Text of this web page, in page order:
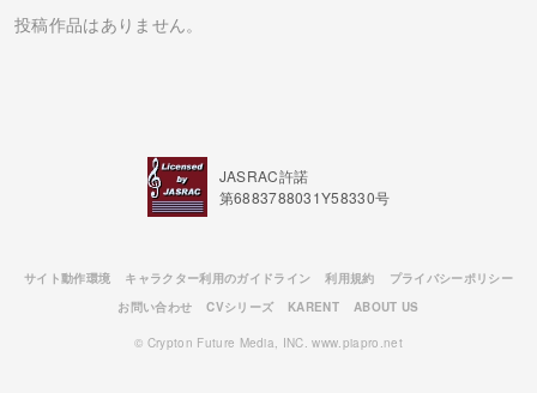
投稿作品はありません。
JASRAC許諾
第6883788031Y58330号
サイト動作環境 キャラクター利用のガイドライン 利用規約
プライバシーポリシー
お問い合わせ
CVシリーズ KARENT ABOUT US
© Crypton Future Media, INC. www.piapro.net